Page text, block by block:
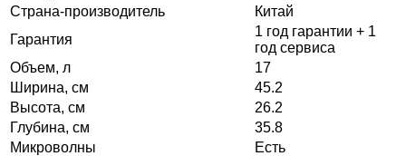
Страна-производитель
Китай
Гарантия
1 год гарантии + 1
год сервиса
Объем, л
17
Ширина, см
45.2
Высота, см
26.2
Глубина, см
35.8
Микроволны
Есть